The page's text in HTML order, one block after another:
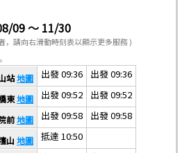
09 ～ 11/30
，請向右滑動時刻表以顯示更多服務 )
站地圖 出發 09:36 出發 09:36
東地圖 出發 09:52 出發 09:52
前地圖 出發 09:58 出發 09:58
山 地圖 抵達 10:50